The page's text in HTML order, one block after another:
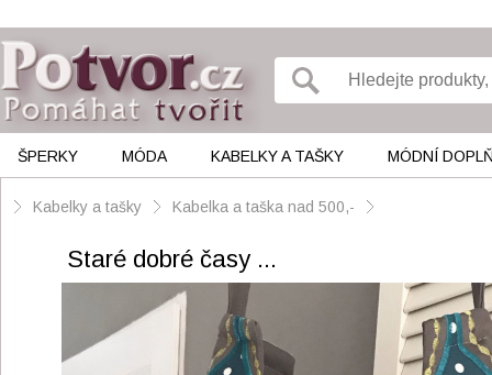
ŠPERKY MÓDA KABELKY A TAŠKY MÓDNÍ
Kabelky a tašky Kabelka a taška nad 500,-
Staré dobré časy ...